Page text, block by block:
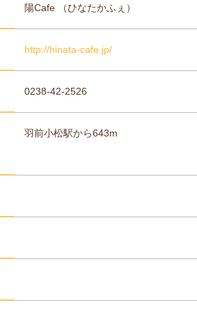
陽Cafe （ひなたかふぇ）
http://hinata-cafe.jp/
0238-42-2526
羽前小松駅から643m